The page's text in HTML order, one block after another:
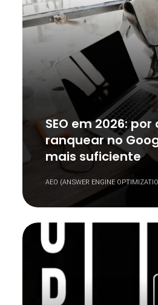
SEO em 2026: por
ranquear no
mais suficiente
AEO (ANSWER ENGINE